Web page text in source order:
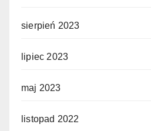
sierpień 2023
lipiec 2023
maj 2023
listopad 2022